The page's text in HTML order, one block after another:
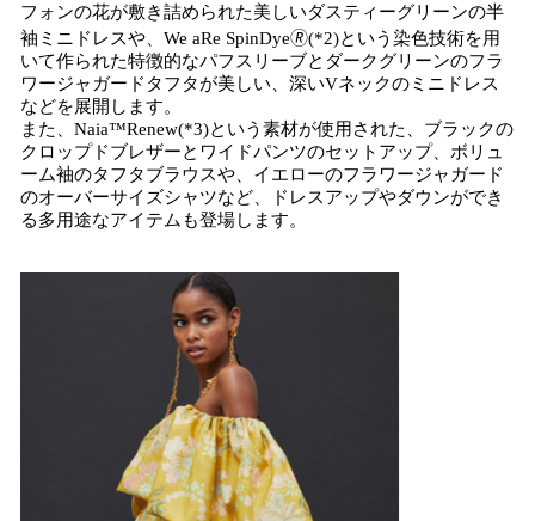
フォンの花が敷き詰められた美しいダスティーグリーンの半
袖ミニドレスや、We aRe SpinDye🄬(*2)という染色技術を用
いて作られた特徴的なパフスリーブとダークグリーンのフラ
ワージャガードタフタが美しい、深いVネックのミニドレス
などを展開します。
また、Naia™Renew(*3)という素材が使用された、ブラックの
クロップドブレザーとワイドパンツのセットアップ、ボリュ
ーム袖のタフタブラウス​や、イエローのフラワージャガード
のオーバーサイズシャツなど、ドレスアップやダウンができ
る多用途なアイテムも登場します。